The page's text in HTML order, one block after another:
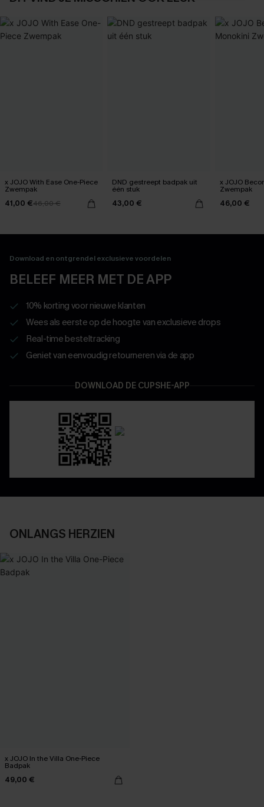
x JOJO With Ease One-Piece
Zwempak
41,00 €46,00 €
DND gestreept badpak uit
één stuk
43,00 €
x JOJO
Zwempak
46,00 €
Download en ontgrendel exclusieve voordelen
BELEEF MEER MET DE APP
10% korting voor nieuwe klanten
Wees als eerste op de hoogte van exclusieve drops
Real-time besteltracking
Geniet van eenvoudig retourneren via de app
DOWNLOAD DE CUPSHE-APP
ONLANGS HERZIEN
x JOJO In the Villa One-Piece
Badpak
49,00 €